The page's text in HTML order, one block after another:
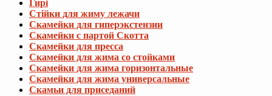
Гирі
Стійки для жиму лежачи
Скамейки для гиперэкстензии
Скамейки с партой Скотта
Скамейки для пресса
Скамейки для жима со стойками
Скамейки для жима горизонтальные
Скамейки для жима универсальные
Скамьи для приседаний